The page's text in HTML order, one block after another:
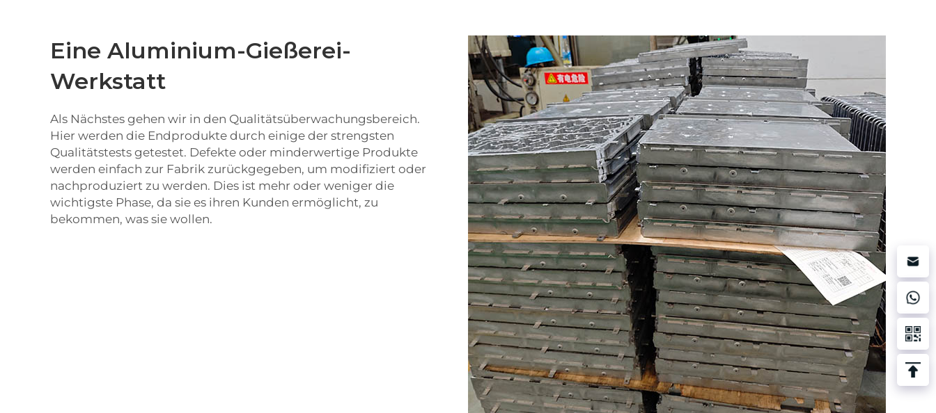
Eine Aluminium-Gießerei-
Werkstatt
Als Nächstes gehen wir in den Qualitätsüberwachungsbereich.
Hier werden die Endprodukte durch einige der strengsten
Qualitätstests getestet. Defekte oder minderwertige Produkte
werden einfach zur Fabrik zurückgegeben, um modifiziert oder
nachproduziert zu werden. Dies ist mehr oder weniger die
wichtigste Phase, da sie es ihren Kunden ermöglicht, zu
bekommen, was sie wollen.